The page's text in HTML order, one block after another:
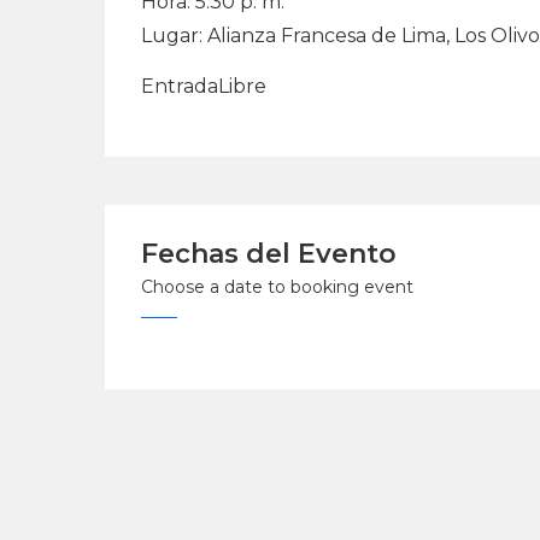
Lugar: Alianza Francesa de Lima, Los
EntradaLibre
Fechas del Evento
Choose a date to booking event